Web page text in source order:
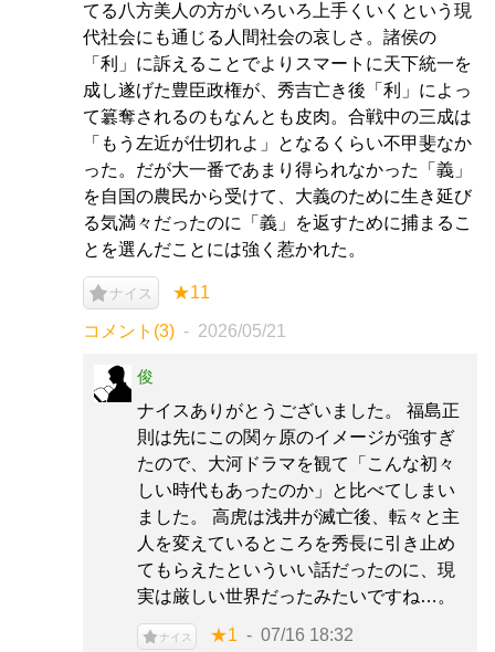
てる八方美人の方がいろいろ上手くいくという現
代社会にも通じる人間社会の哀しさ。諸侯の
「利」に訴えることでよりスマートに天下統一を
成し遂げた豊臣政権が、秀吉亡き後「利」によっ
て簒奪されるのもなんとも皮肉。合戦中の三成は
「もう左近が仕切れよ」となるくらい不甲斐なか
った。だが大一番であまり得られなかった「義」
を自国の農民から受けて、大義のために生き延び
る気満々だったのに「義」を返すために捕まるこ
とを選んだことには強く惹かれた。
ナイス ★11
コメント(3) 2026/05/21
俊
ナイスありがとうございました。 福島正
則は先にこの関ヶ原のイメージが強すぎ
たので、大河ドラマを観て「こんな初々
しい時代もあったのか」と比べてしまい
ました。 高虎は浅井が滅亡後、転々と主
人を変えているところを秀長に引き止め
てもらえたといういい話だったのに、現
実は厳しい世界だったみたいですね…。
ナイス ★1 07/16 18:32